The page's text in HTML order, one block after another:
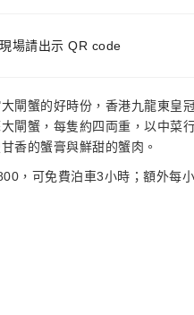
現場請出示 QR code
閘蟹的好時份，香港九龍東皇
閘蟹，每隻約四両重，以中菜
香的蟹膏與鮮甜的蟹肉。
，可免費泊車3小時；額外每